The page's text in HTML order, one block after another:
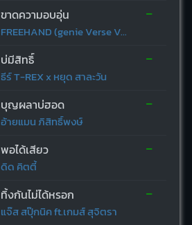
ขาดความอบอุ่น
FREEHAND (genie Verse Vol.1)
-
บ่มีสิทธิ์
ธีร์ T-REX x หยุด สาละวัน
-
บุญผลาบ่ฮอด
อ้ายแมน ภิสิทธิ์พงษ์
-
พอได้เสียว
ดิด คิตตี้
-
ทิ้งกันไม่ได้หรอก
แจ๊ส สปุ๊กนิค ft.เกมส์ สุจิตรา
-